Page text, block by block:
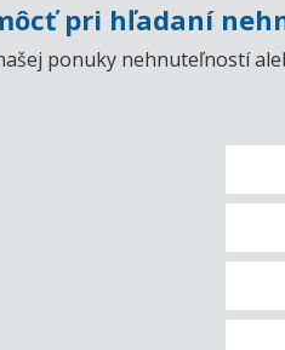
pri hľadaní
ponuky nehnuteľností